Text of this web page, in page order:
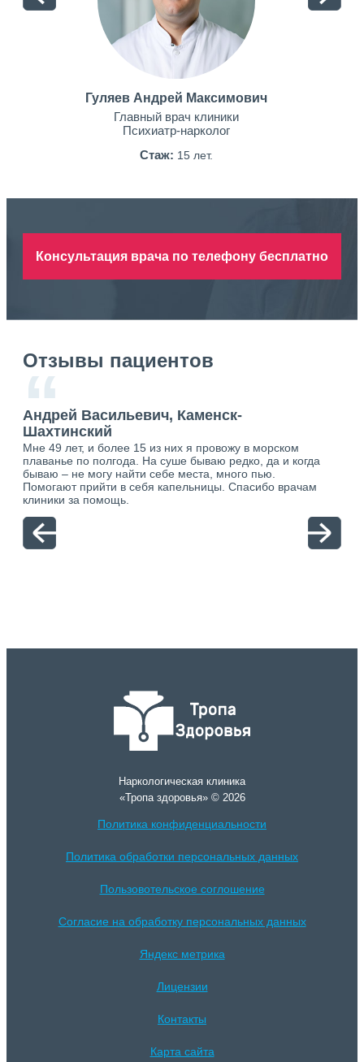
Гуляев Андрей Максимович
Главный врач клиники
Психиатр-нарколог
Стаж: 15 лет.
Консультация врача по телефону бесплатно
Отзывы пациентов
“
Андрей Васильевич, Каменск-
Шахтинский
Мне 49 лет, и более 15 из них я провожу в морском
плаванье по полгода. На суше бываю редко, да и когда
бываю – не могу найти себе места, много пью.
Помогают прийти в себя капельницы. Спасибо врачам
клиники за помощь.
Наркологическая клиника
«Тропа здоровья» © 2026
Политика конфиденциальности
Политика обработки персональных данных
Пользовотельское соглошение
Согласие на обработку персональных данных
Яндекс метрика
Лицензии
Контакты
Карта сайта